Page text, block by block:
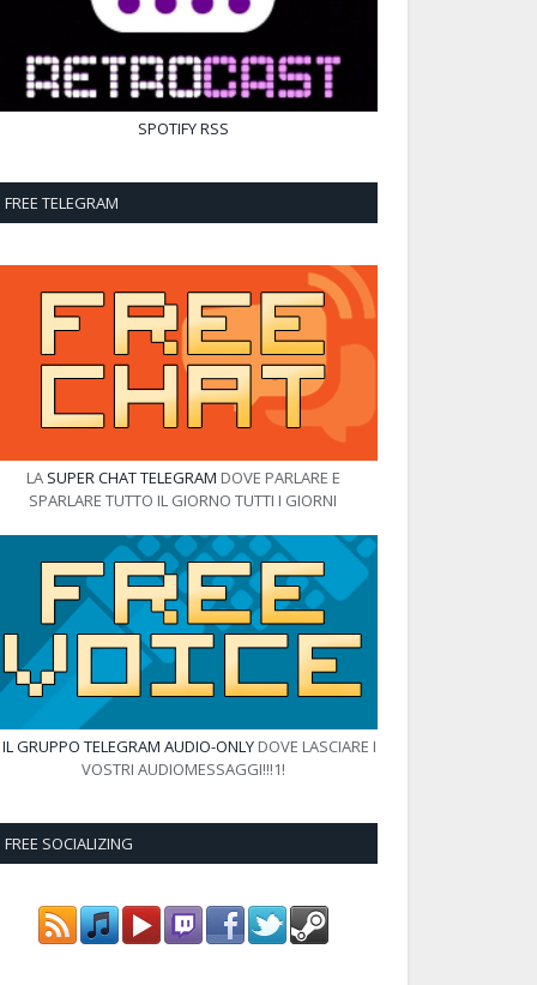
SPOTIFYRSS
FREE TELEGRAM
LA SUPER CHAT TELEGRAM DOVE PARLARE E
SPARLARE TUTTO IL GIORNO TUTTI I GIORNI
IL GRUPPO TELEGRAM AUDIO-ONLYDOVE LASCIARE I
VOSTRI AUDIOMESSAGGI!!!1!
FREE SOCIALIZING